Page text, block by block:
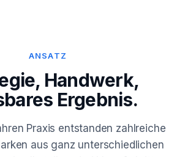
ANSATZ
Handwerk,
Ergebnis.
Praxis entstanden zahlreiche
aus ganz unterschiedlichen